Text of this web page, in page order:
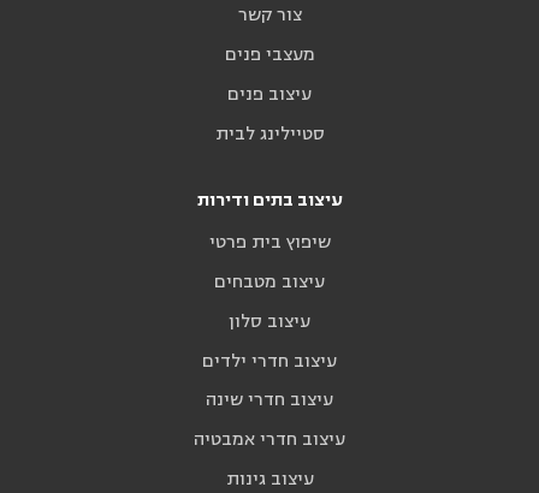
צור קשר
מעצבי פנים
עיצוב פנים
סטיילינג לבית
עיצוב בתים ודירות
שיפוץ בית פרטי
עיצוב מטבחים
עיצוב סלון
עיצוב חדרי ילדים
עיצוב חדרי שינה
עיצוב חדרי אמבטיה
עיצוב גינות